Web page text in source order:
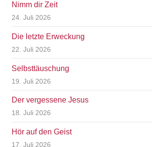
Nimm dir Zeit
24. Juli 2026
Die letzte Erweckung
22. Juli 2026
Selbsttäuschung
19. Juli 2026
Der vergessene Jesus
18. Juli 2026
Hör auf den Geist
17. Juli 2026